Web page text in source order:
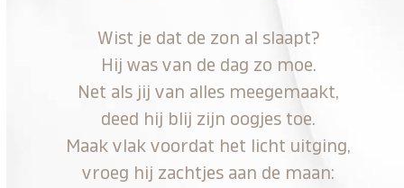
Wist je dat de zon al slaapt?
Hij was van de dag zo moe.
Net als jij van alles meegemaakt,
deed hij blij zijn oogjes toe.
Maak vlak voordat het licht uitging,
vroeg hij zachtjes aan de maan: